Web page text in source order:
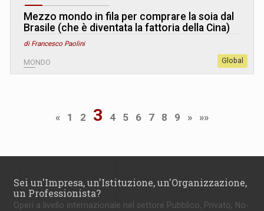
Mezzo mondo in fila per comprare la soia dal
Brasile (che è diventata la fattoria della Cina)
di Francesco Paolini
MONDO Global
« 1 2 3 4 5 6 7 8 9 » »»
Sei un'Impresa, un'Istituzione, un'Organizzazione,
un Professionista?
Operi a livello internazionale nel settore Pubblico, Privato, No-